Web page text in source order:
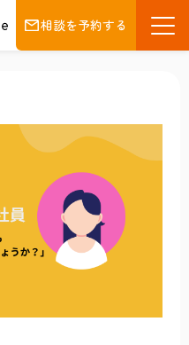
相談を予約する